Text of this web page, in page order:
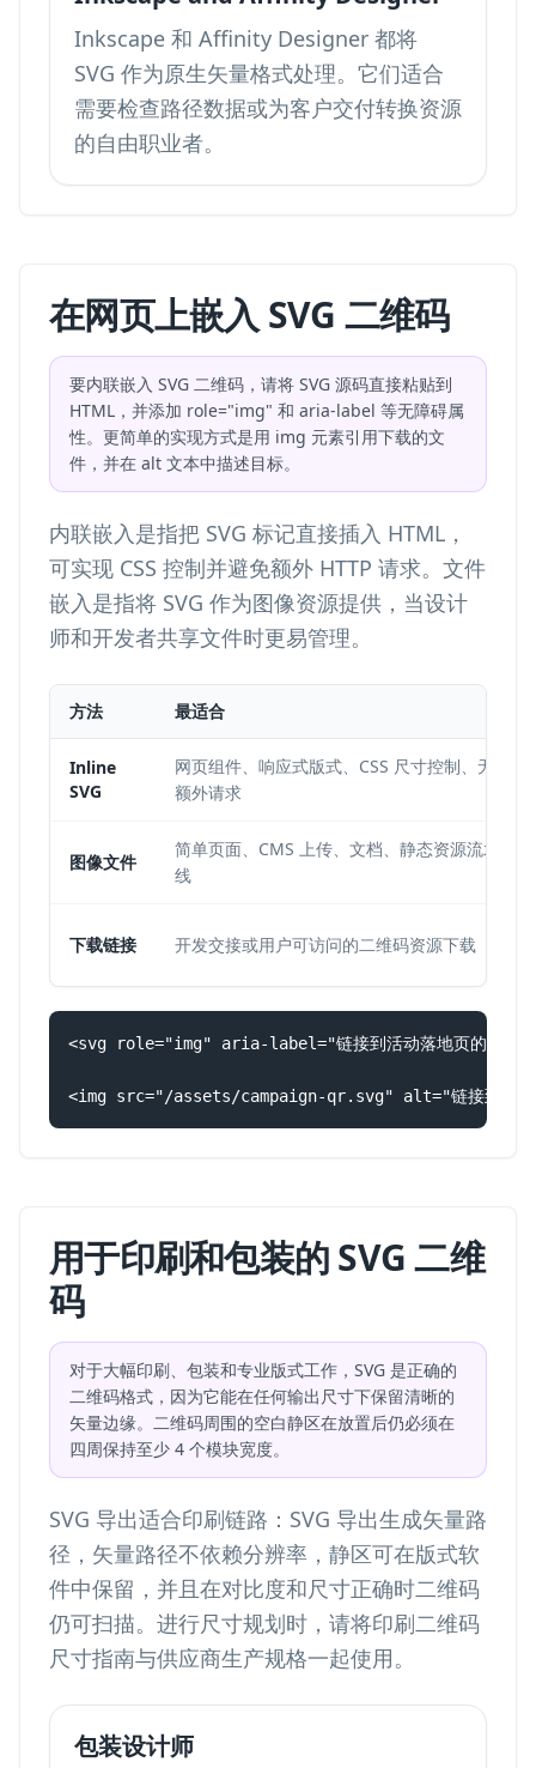
Inkscape 和 Affinity Designer 都将
SVG 作为原生矢量格式处理。它们适合
需要检查路径数据或为客户交付转换资源
的自由职业者。
在网页上嵌入 SVG 二维码
要内联嵌入 SVG 二维码，请将 SVG 源码直接粘贴到
HTML，并添加 role="img" 和 aria-label 等无障碍属
性。更简单的实现方式是用 img 元素引用下载的文
件，并在 alt 文本中描述目标。
内联嵌入是指把 SVG 标记直接插入 HTML，
可实现 CSS 控制并避免额外 HTTP 请求。文件
嵌入是指将 SVG 作为图像资源提供，当设计
师和开发者共享文件时更易管理。
方法 最适合
Inline
SVG
网页组件、响应式版式、CSS 尺寸控制、无
额外请求
图像文件
简单页面、CMS 上传、文档、静态资源流水
线
下载链接 开发交接或用户可访问的二维码资源下载
<svg role="img" aria-label="链接到活动落地页的二
<img src="/assets/campaign-qr.svg" alt="链接到活动
用于印刷和包装的 SVG 二维
码
对于大幅印刷、包装和专业版式工作，SVG 是正确的
二维码格式，因为它能在任何输出尺寸下保留清晰的
矢量边缘。二维码周围的空白静区在放置后仍必须在
四周保持至少 4 个模块宽度。
SVG 导出适合印刷链路：SVG 导出生成矢量路
径，矢量路径不依赖分辨率，静区可在版式软
件中保留，并且在对比度和尺寸正确时二维码
仍可扫描。进行尺寸规划时，请将印刷二维码
尺寸指南与供应商生产规格一起使用。
包装设计师